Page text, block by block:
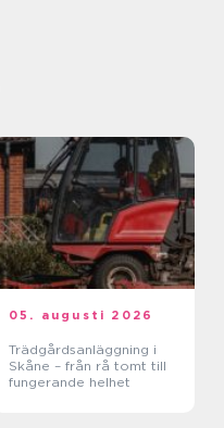
05. augusti 2026
Trädgårdsanläggning i
Skåne – från rå tomt till
fungerande helhet